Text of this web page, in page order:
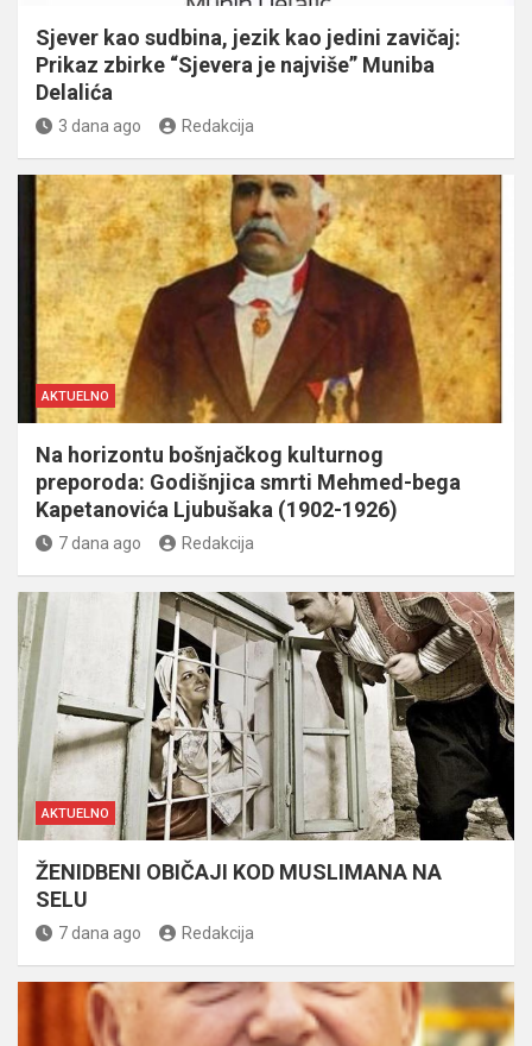
Sjever kao sudbina, jezik kao jedini zavičaj:
Prikaz zbirke “Sjevera je najviše” Muniba
Delalića
3 dana ago Redakcija
AKTUELNO
Na horizontu bošnjačkog kulturnog
preporoda: Godišnjica smrti Mehmed-bega
Kapetanovića Ljubušaka (1902-1926)
7 dana ago Redakcija
AKTUELNO
ŽENIDBENI OBIČAJI KOD MUSLIMANA NA
SELU
7 dana ago Redakcija